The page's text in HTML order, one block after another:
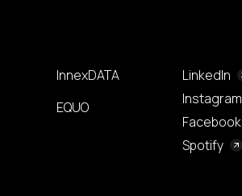
InnexDATA
EQUO
LinkedIn
Instagram
Facebook
Spotify